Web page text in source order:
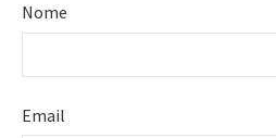
Nome
Email